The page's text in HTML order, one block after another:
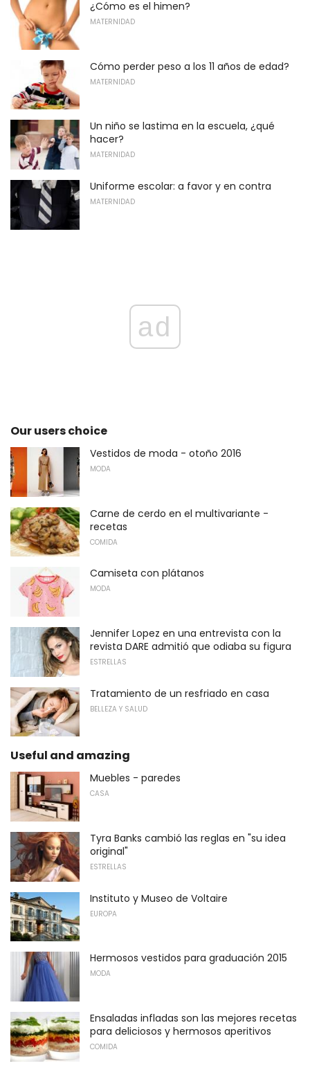
¿Cómo es el himen?
MATERNIDAD
Cómo perder peso a los 11 años de edad?
MATERNIDAD
Un niño se lastima en la escuela, ¿qué
hacer?
MATERNIDAD
Uniforme escolar: a favor y en contra
MATERNIDAD
ad
Our users choice
Vestidos de moda - otoño 2016
MODA
Carne de cerdo en el multivariante -
recetas
COMIDA
Camiseta con plátanos
MODA
Jennifer Lopez en una entrevista con la
revista DARE admitió que odiaba su figura
ESTRELLAS
Tratamiento de un resfriado en casa
BELLEZA Y SALUD
Useful and amazing
Muebles - paredes
CASA
Tyra Banks cambió las reglas en "su idea
original"
ESTRELLAS
Instituto y Museo de Voltaire
EUROPA
Hermosos vestidos para graduación 2015
MODA
Ensaladas infladas son las mejores recetas
para deliciosos y hermosos aperitivos
COMIDA